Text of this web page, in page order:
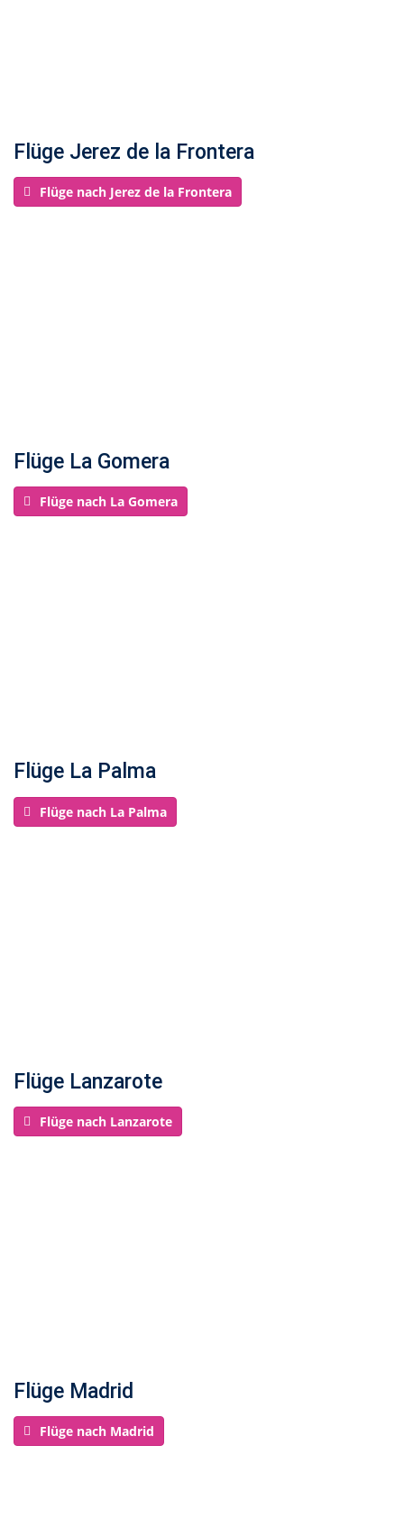
Flüge Jerez de la Frontera
Flüge nach Jerez de la Frontera
Flüge La Gomera
Flüge nach La Gomera
Flüge La Palma
Flüge nach La Palma
Flüge Lanzarote
Flüge nach Lanzarote
Flüge Madrid
Flüge nach Madrid